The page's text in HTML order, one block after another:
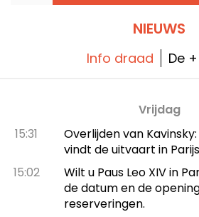
NIEUWS
Info draad De
Vrijdag
15:31
Overlijden van
vindt de uitvaart in
15:02
Wilt u Paus Leo XIV in
de datum en de
reserveringen.